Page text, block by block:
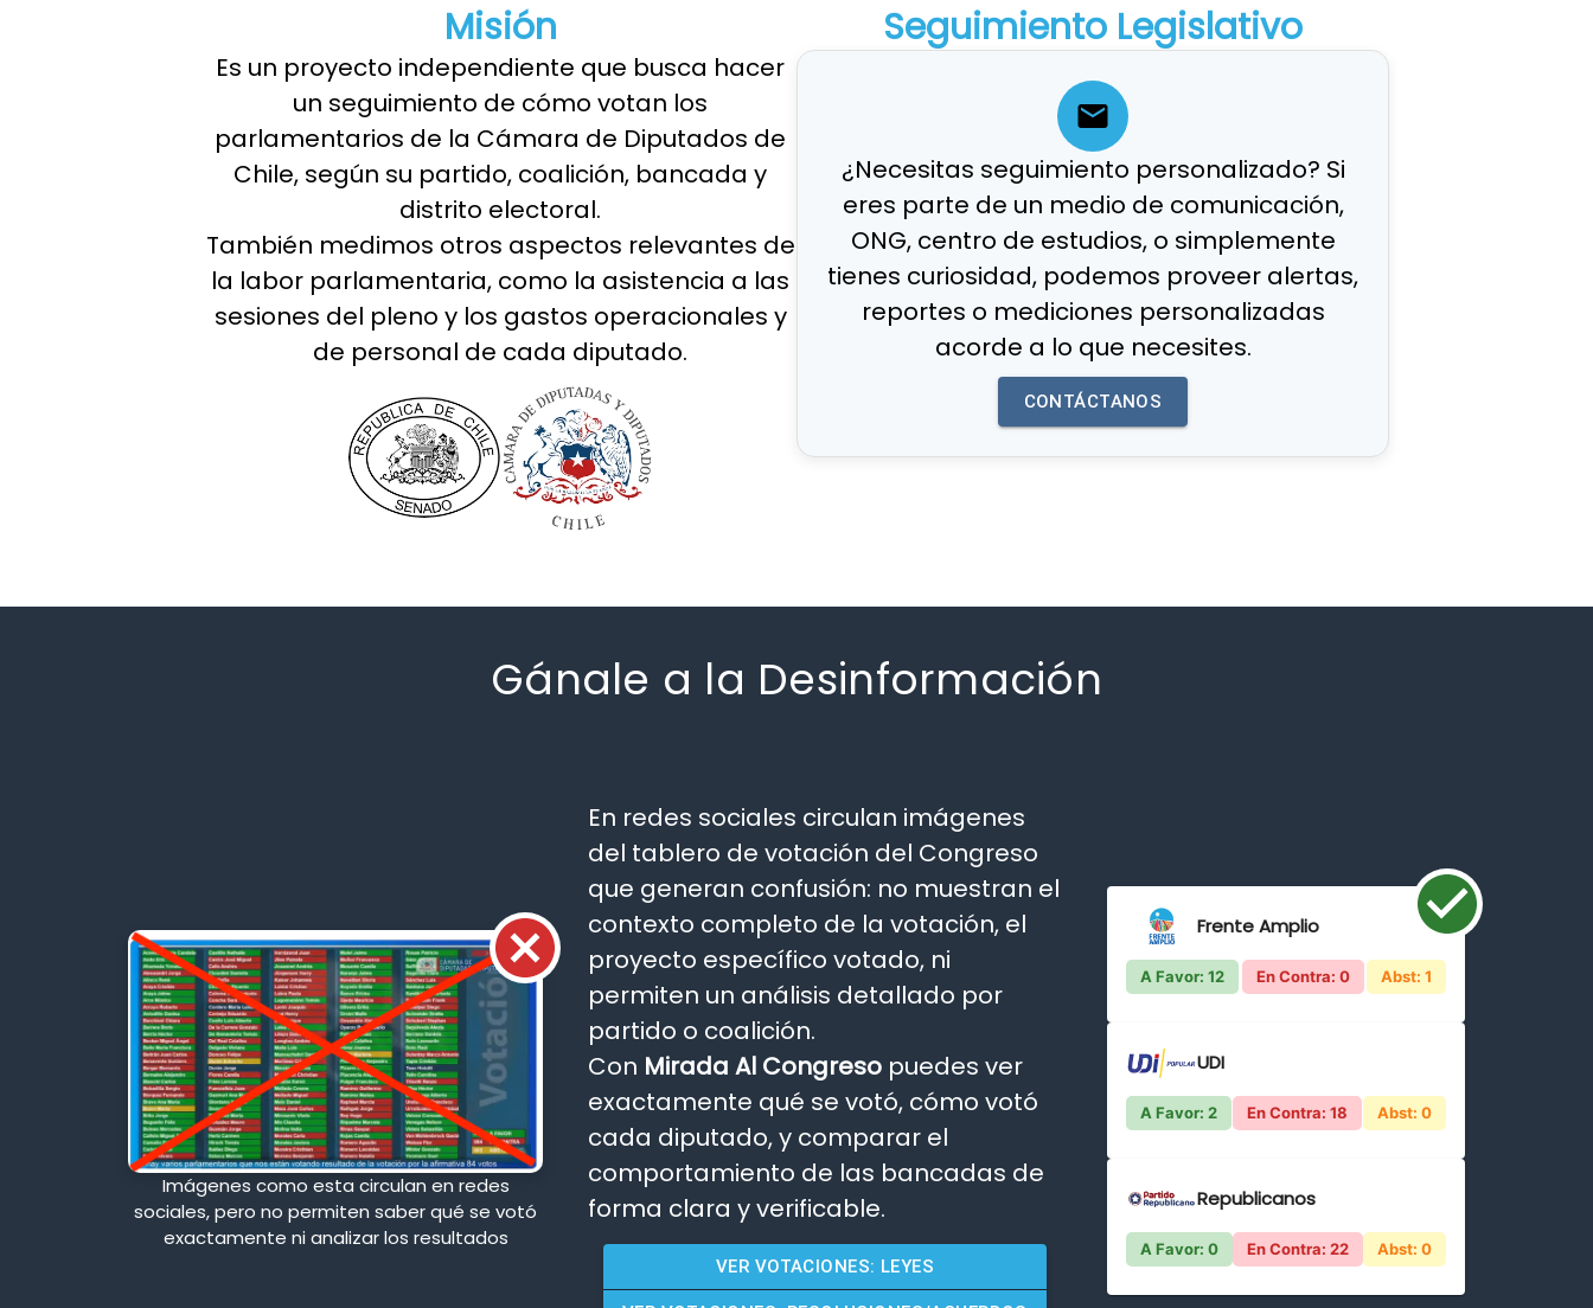
Misión
Es un proyecto independiente que busca hacer
un seguimiento de cómo votan los
parlamentarios de la Cámara de Diputados de
Chile, según su partido, coalición, bancada y
distrito electoral.
También medimos otros aspectos relevantes de
la labor parlamentaria, como la asistencia a las
sesiones del pleno y los gastos operacionales y
de personal de cada diputado.
Seguimiento Legislativo
¿Necesitas seguimiento personalizado? Si
eres parte de un medio de comunicación,
ONG, centro de estudios, o simplemente
tienes curiosidad, podemos proveer alertas,
reportes o mediciones personalizadas
acorde a lo que necesites.
CONTÁCTANOS
Gánale a la Desinformación
Imágenes como esta circulan en redes
sociales, pero no permiten saber qué se votó
exactamente ni analizar los resultados
En redes sociales circulan imágenes
del tablero de votación del Congreso
que generan confusión: no muestran el
contexto completo de la votación, el
proyecto específico votado, ni
permiten un análisis detallado por
partido o coalición.
Con Mirada Al Congreso puedes ver
exactamente qué se votó, cómo votó
cada diputado, y comparar el
comportamiento de las bancadas de
forma clara y verificable.
VER VOTACIONES: LEYES
Frente Amplio
A Favor: 12 En Contra: 0 Abst: 1
UDI
A Favor: 2 En Contra: 18 Abst: 0
Republicanos
A Favor: 0 En Contra: 22 Abst: 0